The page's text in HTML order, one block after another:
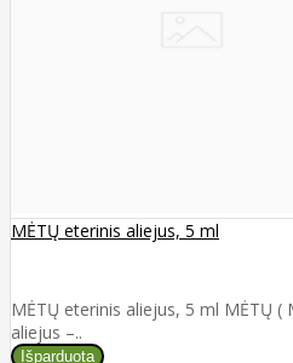
MĖTŲ eterinis aliejus, 5 ml
MĖTŲ eterinis aliejus, 5 ml MĖTŲ
aliejus –..